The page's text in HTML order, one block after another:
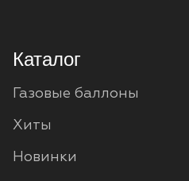
Каталог
Газовые баллоны
Хиты
Новинки